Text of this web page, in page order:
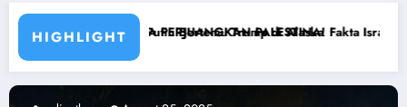
HIGHLIGHT
di Alaska Fakta Israel vs Houthi Yaman Kembali Saling Balas
Jauhi Venezuela sekarang juga,